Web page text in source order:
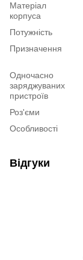
Матеріал
корпуса
Потужність
Призначення
Одночасно
заряджуваних
пристроїв
Роз'єми
Особливості
Відгуки